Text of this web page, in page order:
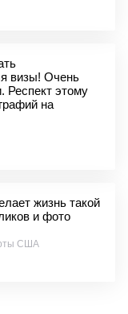
визы! Очень
Респект этому
на
жизнь такой
и фото
США